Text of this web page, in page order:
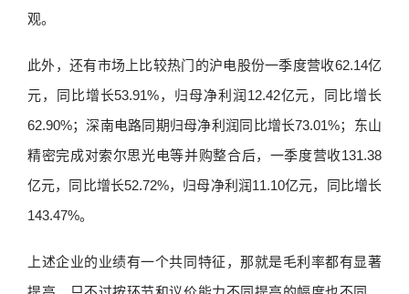
观。
此外，还有市场上比较热门的沪电股份一季度营收62.14亿
元，同比增长53.91%，归母净利润12.42亿元，同比增长
62.90%；深南电路同期归母净利润同比增长73.01%；东山
精密完成对索尔思光电等并购整合后，一季度营收131.38
亿元，同比增长52.72%，归母净利润11.10亿元，同比增长
143.47%。
上述企业的业绩有一个共同特征，那就是毛利率都有显著